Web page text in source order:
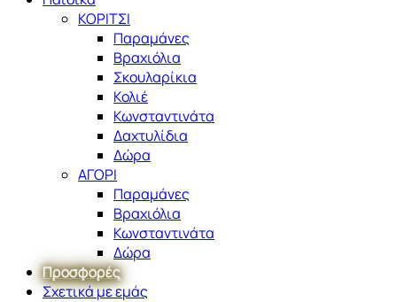
ΚΟΡΙΤΣΙ
Παραμάνες
Βραχιόλια
Σκουλαρίκια
Κολιέ
Κωνσταντινάτα
Δαχτυλίδια
Δώρα
ΑΓΟΡΙ
Παραμάνες
Βραχιόλια
Κωνσταντινάτα
Δώρα
Προσφορές
Σχετικά με εμάς